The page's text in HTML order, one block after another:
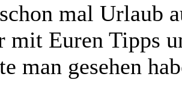
mal Urlaub
mit Euren Tipps
man gesehen